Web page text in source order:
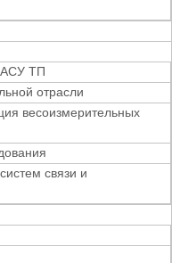
АСУ ТП
отрасли
весоизмерительных
связи и